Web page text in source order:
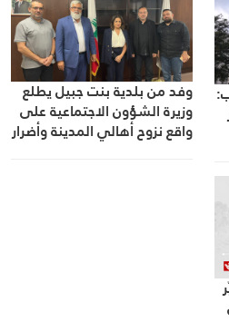
وفد من بلدية بنت جبيل يطلع
وزيرة الشؤون الاجتماعية على
واقع نزوح أهالي المدينة وأضرار